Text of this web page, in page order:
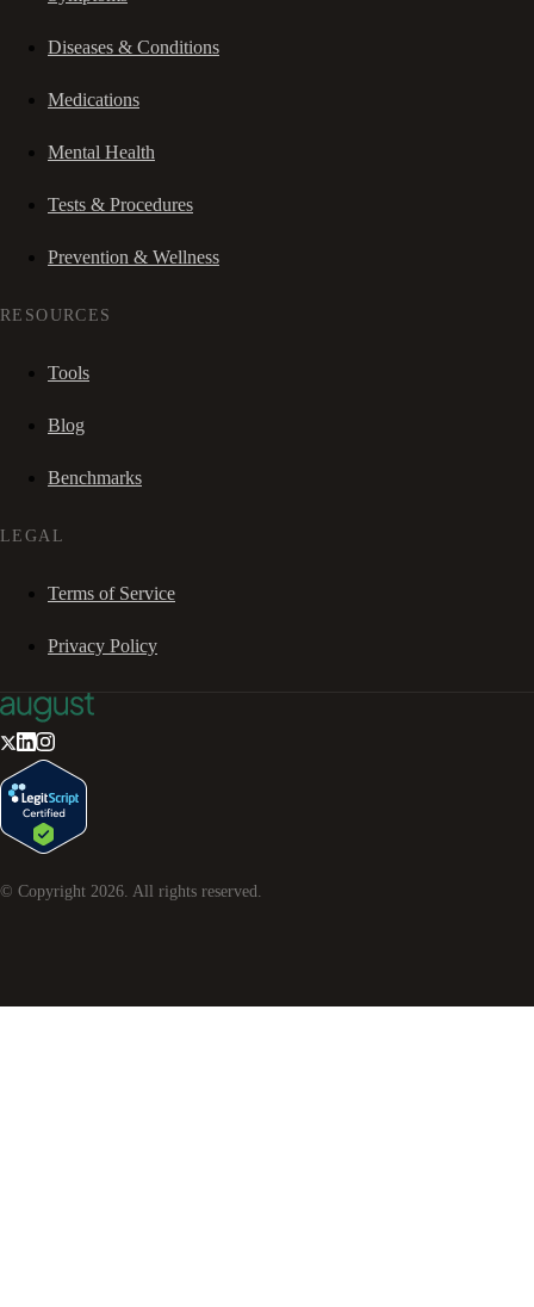
Diseases & Conditions
Medications
Mental Health
Tests & Procedures
Prevention & Wellness
RESOURCES
Tools
Blog
Benchmarks
LEGAL
Terms of Service
Privacy Policy
© Copyright 2026 . All rights reserved.